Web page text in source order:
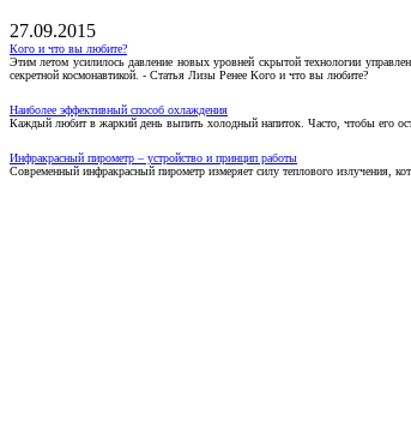
27.09.2015
Кого и что вы любите?
Этим летом усилилось давление новых уровней скрытой технологии
секретной космонавтикой. - Статья Лизы Ренее Кого и что вы любите?
Наиболее эффективный способ охлаждения
Каждый любит в жаркий день выпить холодный напиток. Часто, чтобы его
Инфракрасный пирометр – устройство и принцип работы
Современный инфракрасный пирометр измеряет силу теплового излучения,